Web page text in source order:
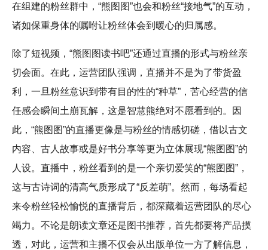
在组建的粉丝群中，“熊图图”也会和粉丝“接地气”的互动，
诸如保重身体的嘱咐让粉丝体会到暖心的归属感。
除了短视频，“熊图图读书吧”还通过直播的形式与粉丝亲
切会面。在此，运营团队强调，直播并不是为了带货盈
利，一旦粉丝意识到带有目的性的“种草”，苦心经营的信
任感会瞬间土崩瓦解，这是智慧熊绝对不愿看到的。因
此，“熊图图”的直播更像是与粉丝的情感切磋，借以古文
内容、古人故事或是好书分享等更为立体展现“熊图图”的
人设。直播中，粉丝看到的是一个亲切爱笑的“熊图图”，
这与古诗词的清高气质形成了“反差萌”。然而，每场看起
来令粉丝轻松愉悦的直播背后，都深藏着运营团队的尽心
竭力。不论是朗读文章还是图书推荐，首先都要将产品摸
透，对此，运营和主播不仅会从出版单位一方了解信息，